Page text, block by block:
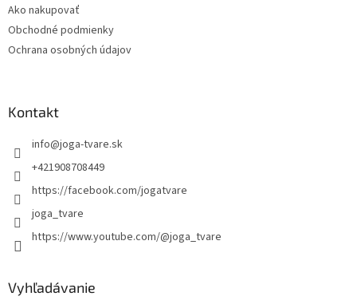
Ako nakupovať
Obchodné podmienky
Ochrana osobných údajov
Kontakt
info@joga-tvare.sk
+421908708449
https://facebook.com/jogatvare
joga_tvare
https://www.youtube.com/@joga_tvare
Vyhľadávanie